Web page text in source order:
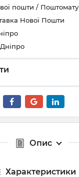
пошти / Поштомату
Нової Пошти
Опис
Характеристики